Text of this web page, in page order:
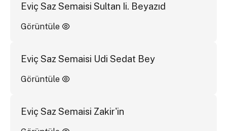
Eviç Saz Semaisi Sultan Ii. Beyazıd
Görüntüle
Eviç Saz Semaisi Udi Sedat Bey
Görüntüle
Eviç Saz Semaisi Zakir'in